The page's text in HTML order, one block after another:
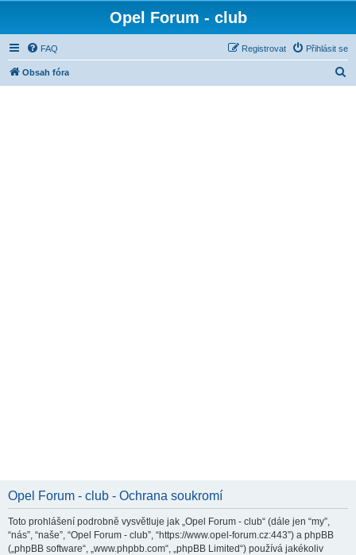
Opel Forum - club
FAQ Přihlásit se
Registrovat
Obsah fóra
Opel Forum - club - Ochrana soukromí
Toto prohlášení podrobně vysvětluje jak „Opel Forum - club“ (dále jen “my”,
“nás”, “naše”, “Opel Forum - club”, “https://www.opel-forum.cz:443”) a phpBB
(„phpBB software“, „www.phpbb.com“, „phpBB Limited“) používá jakékoliv